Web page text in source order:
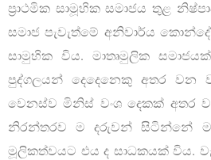
ප්‍රාථමික සාමූහික සමාජය තුළ
සමාජ පැවැත්මේ අනිවාර්ය
සාමුහික විය. මාතෘමුලික
පුද්ගලයන් දෙදෙනෙකු අතර වන
වෙනස්ව මිනිස් වංශ දෙකක් අතර
නිරන්තරව ම දරුවන් සිටින්නේ
මූලිකත්වයට එය ද සාධකයක් විය.